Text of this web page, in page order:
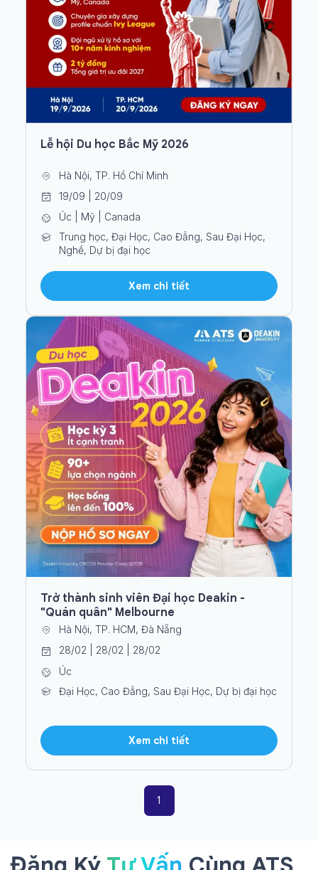
Lễ hội Du học Bắc Mỹ 2026
Hà Nội, TP. Hồ Chí Minh
19/09 | 20/09
Úc | Mỹ | Canada
Trung học, Đại Học, Cao Đẳng, Sau Đại Học,
Nghề, Dự bị đại học
Xem chi tiết
Trở thành sinh viên Đại học Deakin -
"Quán quân" Melbourne
Hà Nội, TP. HCM, Đà Nẵng
28/02 | 28/02 | 28/02
Úc
Đại Học, Cao Đẳng, Sau Đại Học, Dự bị đại học
Xem chi tiết
1